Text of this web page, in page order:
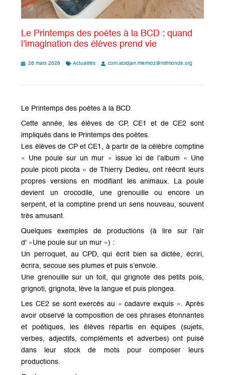
Le Printemps des poètes à la BCD : quand
l’imagination des élèves prend vie
26 mars 2026 Actualités com.abidjan.mermoz@mlfmonde.org
Le Printemps des poètes à la BCD
Cette année, les élèves de CP, CE1 et de CE2 sont
impliqués dans le Printemps des poètes.
Les élèves de CP et CE1, à partir de la célèbre comptine
« Une poule sur un mur » issue ici de l’album « Une
poule picoti picota » de Thierry Dedieu, ont réécrit leurs
propres versions en modifiant les animaux. La poule
devient un crocodile, une grenouille ou encore un
serpent, et la comptine prend un sens nouveau, souvent
très amusant.
Quelques exemples de productions (à lire sur l’air
d' »Une poule sur un mur ») :
Un perroquet, au CPD, qui écrit bien sa dictée, écriri,
écrira, secoue ses plumes et puis s’envole.
Une grenouille sur un toit, qui grignote des petits pois,
grignoti, grignota, lève la langue et puis plongea.
Les CE2 se sont exercés au « cadavre exquis ». Après
avoir observé la composition de ces phrases étonnantes
et poétiques, les élèves répartis en équipes (sujets,
verbes, adjectifs, compléments et adverbes) ont puisé
dans leur stock de mots pour composer leurs
productions.